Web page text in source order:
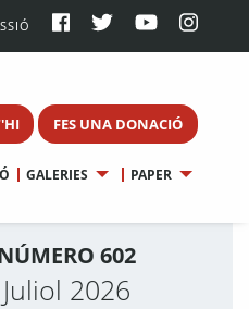
FES UNA DONACIÓ
GALERIES PAPER
602
Juliol 2026